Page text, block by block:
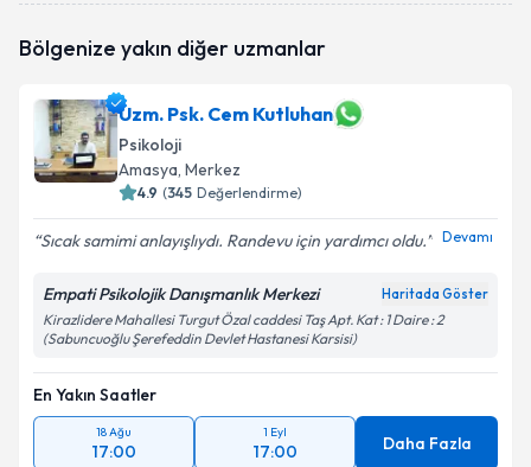
Bölgenize yakın diğer uzmanlar
Uzm. Psk. Cem Kutluhan
Psikoloji
Amasya, Merkez
4.9 (345 Değerlendirme)
Sıcak samimi anlayışlıydı. Randevu için yardımcı oldu. Devamı
Empati Psikolojik Danışmanlık Merkezi Haritada Göster
Kirazlidere Mahallesi Turgut Özal caddesi Taş Apt. Kat : 1 Daire : 2
(Sabuncuoğlu Şerefeddin Devlet Hastanesi Karsisi)
En Yakın Saatler
18 Ağu
17:00
1 Eyl
17:00 Daha Fazla